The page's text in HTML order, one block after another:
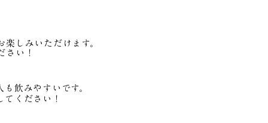
しみいただけます。
い！
飲みやすいです。
ください！